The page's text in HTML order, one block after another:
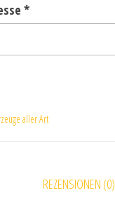
*
aller Art
REZENSIONEN (0)